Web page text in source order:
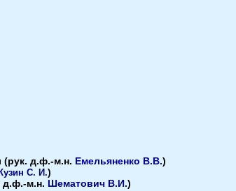
(рук. д.ф.-м.н. Емельяненко В.В.)
КузинС. И.)
д.ф.-м.н. Шематович В.И.)